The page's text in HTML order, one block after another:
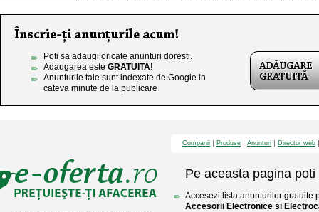
Poti sa adaugi oricate anunturi doresti.
Adaugarea este GRATUITA!
Anunturile tale sunt indexate de Google in
cateva minute de la publicare
Companii Produse Anunturi Director web
Pe aceasta pagina poti
Accesezi lista anunturilor gratuite
Accesorii Electronice si